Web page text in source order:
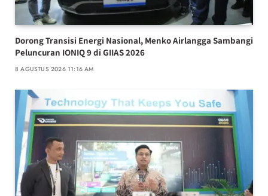
Dorong Transisi Energi Nasional, Menko Airlangga Sambangi
Peluncuran IONIQ 9 di GIIAS 2026
8 AGUSTUS 2026 11:16 AM